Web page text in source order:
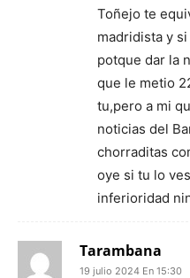
Toñejo te
madridista y
potque dar la
que le metio
tu,pero a mi
noticias del
chorraditas
oye si tu lo
inferioridad
Tarambana
19 julio 2024 En 15:30